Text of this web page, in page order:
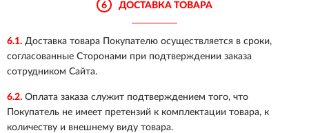
6 ДОСТАВКА ТОВАРА
6.1. Доставка товара Покупателю осуществляется в сроки,
согласованные Сторонами при подтверждении заказа
сотрудником Сайта.
6.2. Оплата заказа служит подтверждением того, что
Покупатель не имеет претензий к комплектации товара, к
количеству и внешнему виду товара.